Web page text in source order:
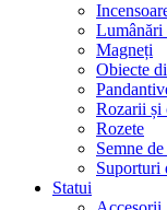
Lumânări
Magneți
Obiecte
Rozarii și
Rozete
Semne
Suporturi
Statui